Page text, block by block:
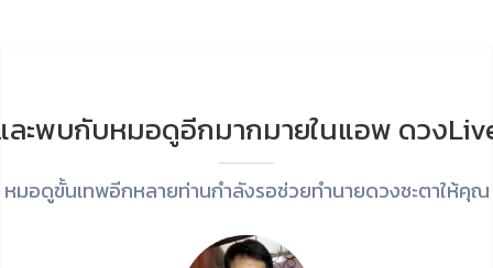
ละพบกับหมอดูอีกมากมายในแอพ ดวง
หมอดูขั้นเทพอีกหลายท่านกำลังรอช่วยทำนายดวงชะตาให้คุณ